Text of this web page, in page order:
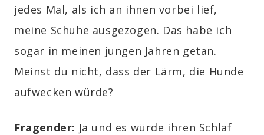
jedes Mal, als ich an ihnen vorbei lief,
meine Schuhe ausgezogen. Das habe ich
sogar in meinen jungen Jahren getan.
Meinst du nicht, dass der Lärm, die Hunde
aufwecken würde?
Fragender: Ja und es würde ihren Schlaf